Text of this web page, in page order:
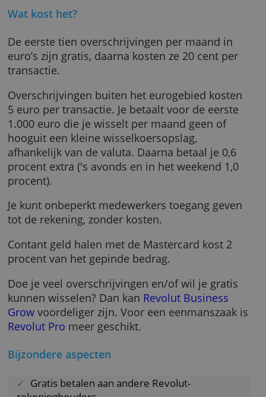
munten.
Virtuele debitcards waarmee je mobiel en
online kunt betalen zijn gratis. Ieder teamlid
tot 200 virtuele debitcards hebben.
Wat kost het?
De eerste tien overschrijvingen per maand in
euro’s zijn gratis, daarna kosten ze 20 cent
transactie.
Overschrijvingen buiten het eurogebied
5 euro per transactie. Je betaalt voor de
1.000 euro die je wisselt per maand geen of
hooguit een kleine wisselkoersopslag,
afhankelijk van de valuta. Daarna betaal je
procent extra ('s avonds en in het weekend
procent).
Je kunt onbeperkt medewerkers toegang
procent van het gepinde bedrag.